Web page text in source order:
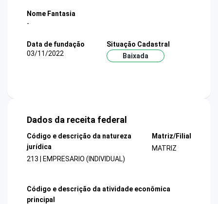
Nome Fantasia
-
Data de fundação
03/11/2022
Situação Cadastral
Baixada
Dados da receita federal
Código e descrição da natureza
jurídica
213 | EMPRESARIO (INDIVIDUAL)
Matriz/Filial
MATRIZ
Código e descrição da atividade econômica
principal